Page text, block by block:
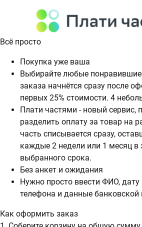
Всё просто
Покупка уже ваша
Выбирайте любые
заказа начнётся сразу после
первых 25% стоимости. 4
Плати частями - новый сервис,
разделить оплату за товар на
часть списывается сразу,
каждые 2 недели или 1 месяц в
выбранного срока.
Без анкет и ожидания
Нужно просто ввести ФИО,
телефона и данные банковской
Как оформить заказ